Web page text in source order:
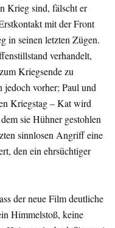
Krieg sind, fälscht er
mit der Front
in seinen letzten Zügen.
verhandelt,
Kriegsende zu
jedoch vorher; Paul und
Kriegstag – Kat wird
sie Hühner gestohlen
sinnlosen Angriff eine
den ein ehrsüchtiger
der neue Film deutliche
Himmelstoß, keine